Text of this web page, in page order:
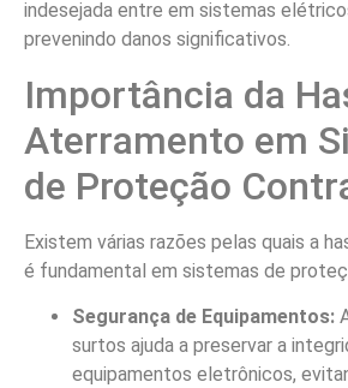
indesejada entre em sistemas
prevenindo danos significativos.
Importância da
Aterramento em
de Proteção
Existem várias razões pelas quais a
é fundamental em sistemas de
Segurança de Equipamentos:
surtos ajuda a preservar a
equipamentos eletrônicos,